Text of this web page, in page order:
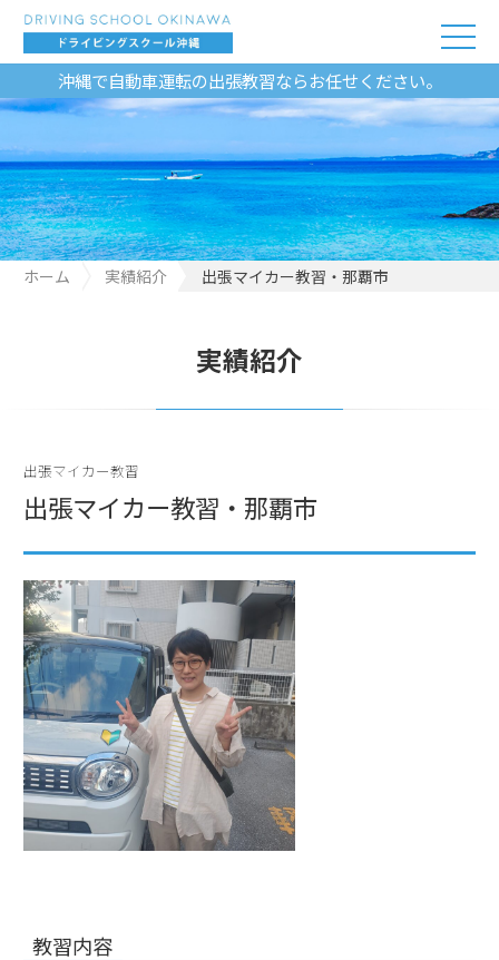
沖縄で自動車運転の出張教習ならお任せください。
ホーム 実績紹介 出張マイカー教習・那覇市
実績紹介
出張マイカー教習
出張マイカー教習・那覇市
教習内容